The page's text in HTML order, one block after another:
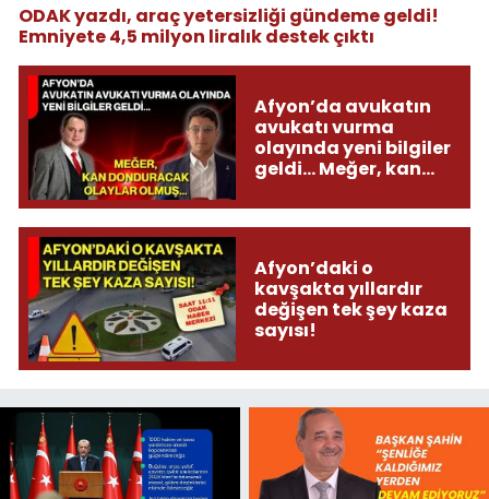
ODAK yazdı, araç yetersizliği gündeme geldi!
Emniyete 4,5 milyon liralık destek çıktı
Afyon’da avukatın
avukatı vurma
olayında yeni bilgiler
geldi... Meğer, kan
olmuş...
Afyon’daki o
kavşakta yıllardır
değişen tek şey kaza
sayısı!